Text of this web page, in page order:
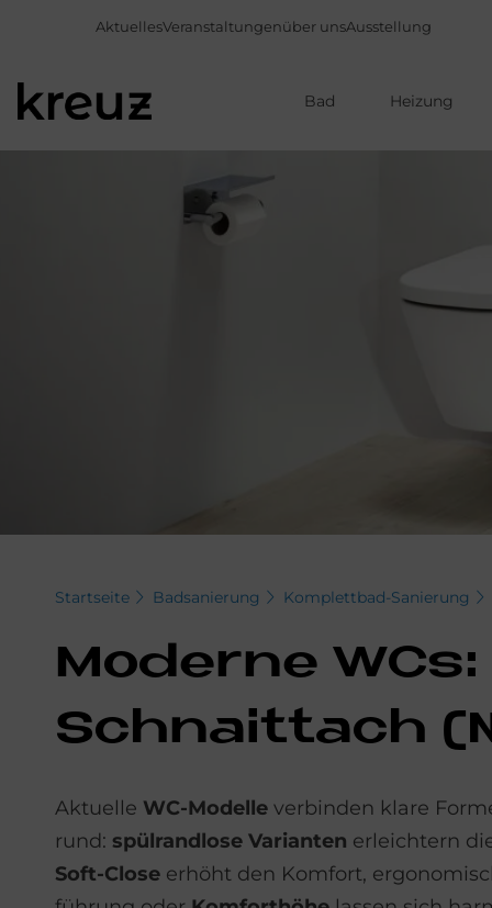
AktuellesVeranstaltungenüber unsAusstellung
Bad Heizung
Startseite Badsanierung Komplettbad-Sanierung
Mo­der­ne
Schnaittach
Aktuelle WC-Modelle verbinden klare
rund: spülrandlose Varianten erleichtern
Soft-Close erhöht den Komfort,